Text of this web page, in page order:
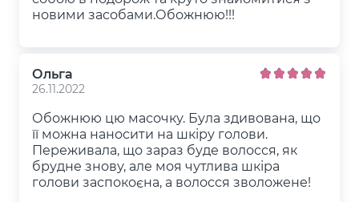
новими засобами.Обожнюю!!!
Ольга
26.11.2022
Обожнюю цю масочку. Була здивована, що
її можна наносити на шкіру голови.
Переживала, що зараз буде волосся, як
брудне знову, але моя чутлива шкіра
голови заспокоєна, а волосся зволожене!